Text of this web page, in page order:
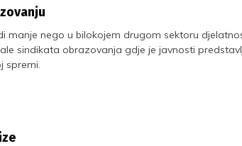
manje nego u bilokojem drugom sektoru
sindikata obrazovanja gdje je javnosti
spremi.